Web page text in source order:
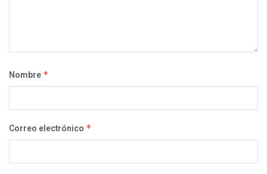
Nombre *
Correo electrónico *